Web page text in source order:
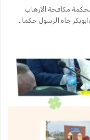
مكافحة الارهاب
ابوبكر جاه الرسول حكما…